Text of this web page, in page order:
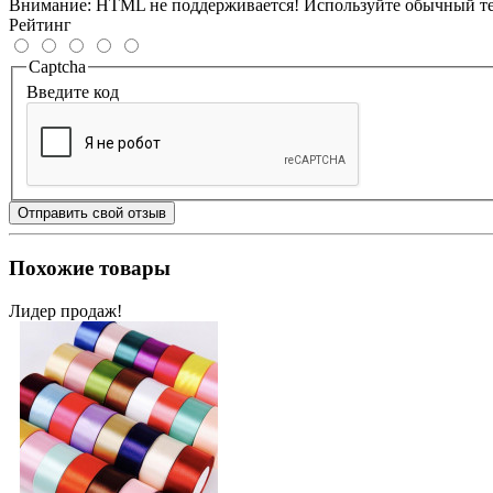
Внимание: HTML не поддерживается! Используйте обычный
Рейтинг
Captcha
Введите код
Отправить свой отзыв
Похожие товары
Лидер продаж!